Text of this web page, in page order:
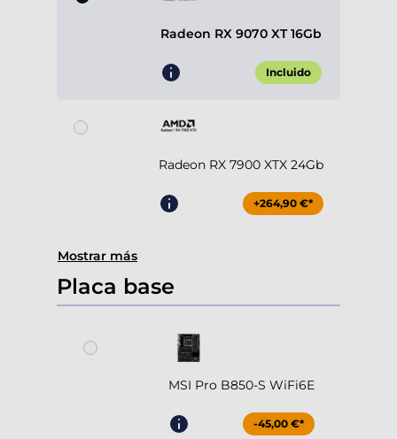
Radeon RX 9070 XT 16Gb
Incluido
Radeon RX 7900 XTX 24Gb
+264,90 €*
Mostrar más
Placa base
MSI Pro B850-S WiFi6E
-45,00 €*